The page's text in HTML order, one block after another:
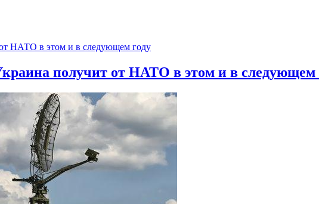
получит от НАТО в этом и в следующем